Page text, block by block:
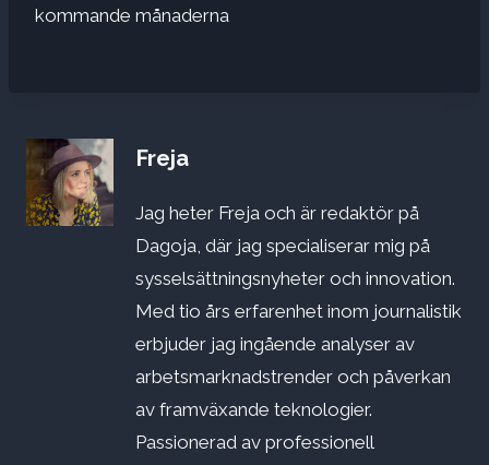
kommande månaderna
Freja
Jag heter Freja och är redaktör på
Dagoja, där jag specialiserar mig på
sysselsättningsnyheter och innovation.
Med tio års erfarenhet inom journalistik
erbjuder jag ingående analyser av
arbetsmarknadstrender och påverkan
av framväxande teknologier.
Passionerad av professionell